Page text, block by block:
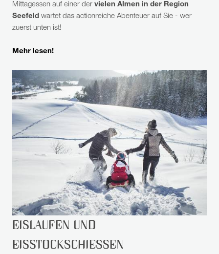
Mittagessen auf einer der vielen Almen in der Region
Seefeld wartet das actionreiche Abenteuer auf Sie - wer
zuerst unten ist!
Mehr lesen!
EISLAUFEN UND
EISSTOCKSCHIESSEN